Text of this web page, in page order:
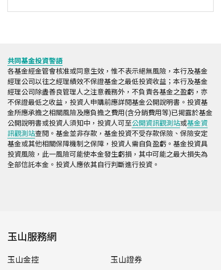
共同基金投資警語
各基金經金管會核准或同意生效，惟不表示絕無風險，本行及基金
經理公司以往之經理績效不保證基金之最低投資收益；本行及基金
經理公司除盡善良管理人之注意義務外，不負責各基金之盈虧，亦
不保證最低之收益，投資人申購前應詳閱基金公開說明書。投資基
金所應承擔之相關風險及應負擔之費用(含分銷費用等)已揭露於基金
公開說明書或投資人須知中，投資人可至公開資訊觀測站或基金資
訊觀測站查閱。基金並非存款，基金投資不受存款保險、保險安定
基金或其他相關保障機制之保障，投資人需自負盈虧。基金投資具
投資風險，此一風險可能使本金發生虧損，其中可能之最大損失為
全部信託本金。投資人應依其自行判斷進行投資。
玉山服務網
玉山金控
玉山證券